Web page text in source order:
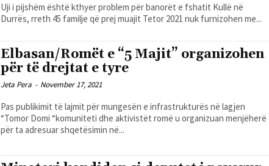
Uji i pijshëm është kthyer problem për banorët e fshatit Kullë në
Durrës, rreth 45 familje që prej muajit Tetor 2021 nuk furnizohen me...
Elbasan/Romët e “5 Majit” organizohen
për të drejtat e tyre
Jeta Pera - November 17, 2021
Pas publikimit të lajmit për mungesën e infrastrukturës në lagjen
“Tomor Domi “komuniteti dhe aktivistët romë u organizuan menjëherë
për ta adresuar shqetësimin në...